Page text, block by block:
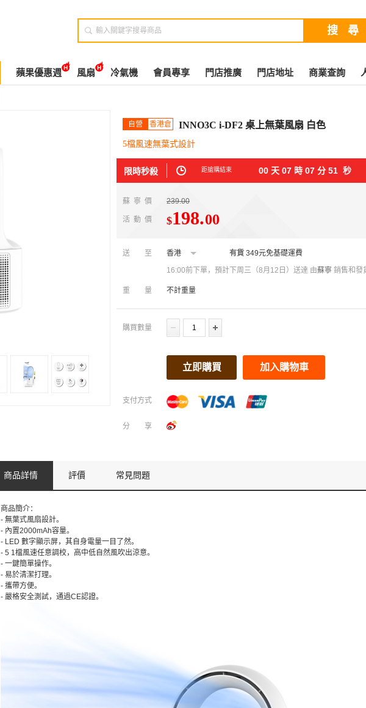

蘋果優惠週 風扇 冷氣機 會員專享 門店推廣 門店地址 商業查詢
自營 香港倉 INNO3C i-DF2 桌上無葉風扇 白色
5檔風速無葉式設計
限時秒殺 距搶購結束 00 天 07 時 07 分 50 秒
蘇寧價 239.00
活動價 $198.00
送至 香港 有貨 349元免基礎運費
16:00前下單，預計下周三（8月12日）送達 由蘇寧 銷售和發
重量 不計重量
購買數量
立即購買 加入購物車
支付方式
分享
商品詳情 評價 常見問題
商品簡介：
- 無葉式風扇設計。
- 內置2000mAh容量。
- LED 數字顯示屏，其自身電量一目了然。
- 5 1檔風速任意調校，高中低自然風吹出涼意。
- 一鍵簡單操作。
- 易於清潔打理。
- 攜帶方便。
- 嚴格安全測試，通過CE認證。